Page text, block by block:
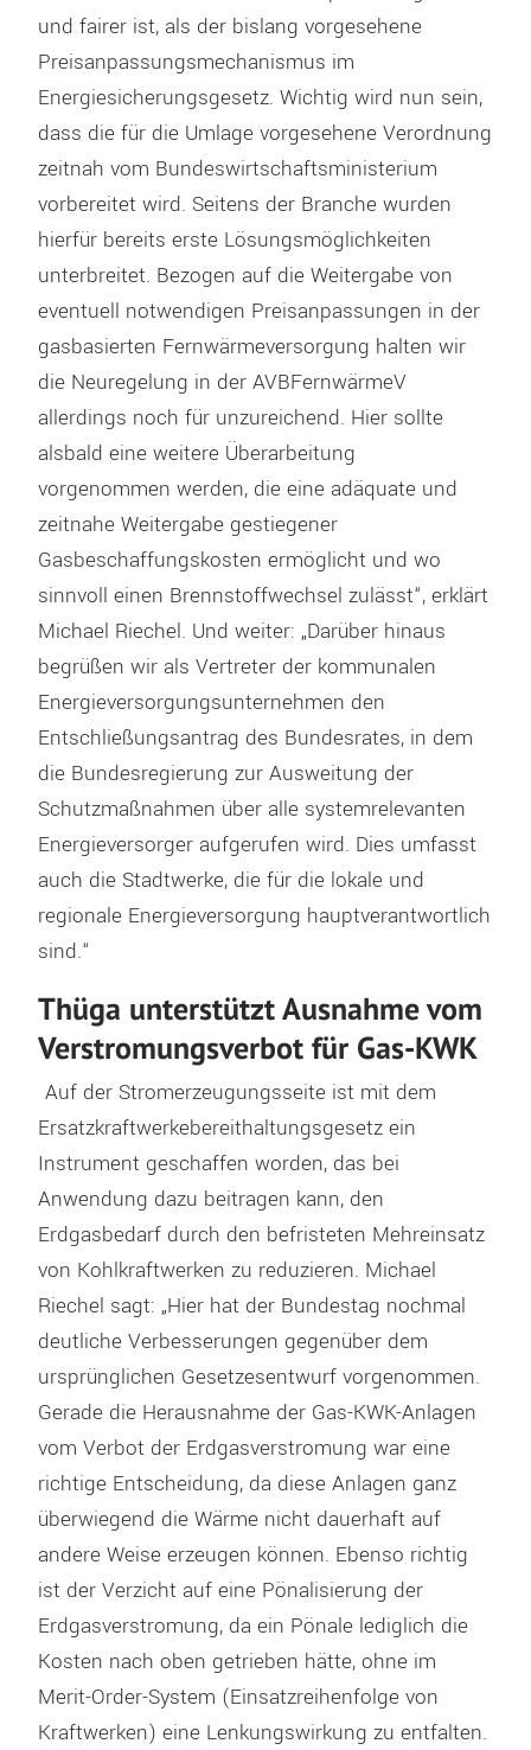
und fairer ist, als der bislang vorgesehene
Preisanpassungsmechanismus im
Energiesicherungsgesetz. Wichtig wird nun sein,
dass die für die Umlage vorgesehene Verordnung
zeitnah vom Bundeswirtschaftsministerium
vorbereitet wird. Seitens der Branche wurden
hierfür bereits erste Lösungsmöglichkeiten
unterbreitet. Bezogen auf die Weitergabe von
eventuell notwendigen Preisanpassungen in der
gasbasierten Fernwärmeversorgung halten wir
die Neuregelung in der AVBFernwärmeV
allerdings noch für unzureichend. Hier sollte
alsbald eine weitere Überarbeitung
vorgenommen werden, die eine adäquate und
zeitnahe Weitergabe gestiegener
Gasbeschaffungskosten ermöglicht und wo
sinnvoll einen Brennstoffwechsel zulässt“, erklärt
Michael Riechel. Und weiter: „Darüber hinaus
begrüßen wir als Vertreter der kommunalen
Energieversorgungsunternehmen den
Entschließungsantrag des Bundesrates, in dem
die Bundesregierung zur Ausweitung der
Schutzmaßnahmen über alle systemrelevanten
Energieversorger aufgerufen wird. Dies umfasst
auch die Stadtwerke, die für die lokale und
regionale Energieversorgung hauptverantwortlich
sind.“
Thüga unterstützt Ausnahme vom
Verstromungsverbot für Gas-KWK
Auf der Stromerzeugungsseite ist mit dem
Ersatzkraftwerkebereithaltungsgesetz ein
Instrument geschaffen worden, das bei
Anwendung dazu beitragen kann, den
Erdgasbedarf durch den befristeten Mehreinsatz
von Kohlkraftwerken zu reduzieren. Michael
Riechel sagt: „Hier hat der Bundestag nochmal
deutliche Verbesserungen gegenüber dem
ursprünglichen Gesetzesentwurf vorgenommen.
Gerade die Herausnahme der Gas-KWK-Anlagen
vom Verbot der Erdgasverstromung war eine
richtige Entscheidung, da diese Anlagen ganz
überwiegend die Wärme nicht dauerhaft auf
andere Weise erzeugen können. Ebenso richtig
ist der Verzicht auf eine Pönalisierung der
Erdgasverstromung, da ein Pönale lediglich die
Kosten nach oben getrieben hätte, ohne im
Merit-Order-System (Einsatzreihenfolge von
Kraftwerken) eine Lenkungswirkung zu entfalten.